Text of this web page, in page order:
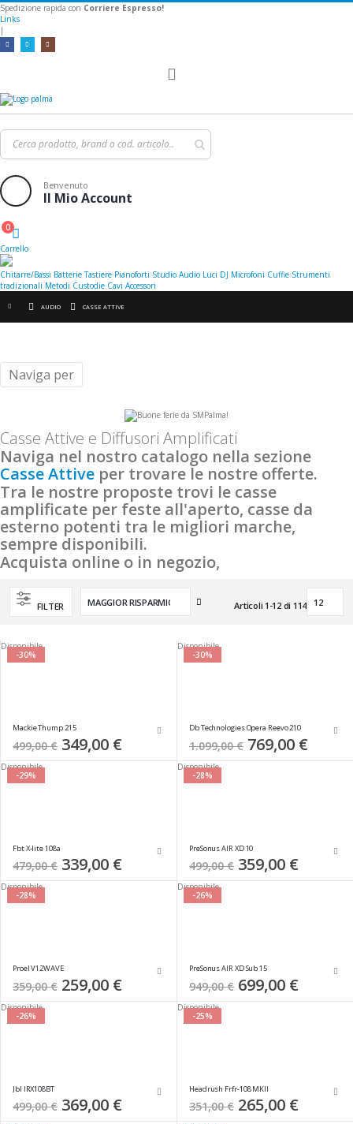
Spedizione rapida con Corriere Espresso!
Links
|
Benvenuto
Il Mio Account
Cart
0
Carrello
Chitarre/Bassi Batterie Tastiere Pianoforti Studio Audio Luci DJ Microfoni Cuffie Strumenti
tradizionali Metodi Custodie Cavi Accessori
AUDIO CASSE ATTIVE
Casse Attive e Diffusori Amplificati
Naviga nel nostro catalogo nella sezione
Casse Attive per trovare le nostre offerte.
Tra le nostre proposte trovi le casse
amplificate per feste all'aperto, casse da
esterno potenti tra le migliori marche,
sempre disponibili.
Acquista online o in negozio,
FILTER
Imposta Articoli 1 -12di 114
-30%
Disponibile
Mackie Thump 215
499,00 € Special
Price
349,00 €
-30%
Disponibile
Db Technologies Opera Reevo 210
1.099,00 € Special
Price
769,00 €
-29%
Disponibile
Fbt X-lite 108a
479,00 € Special
Price
339,00 €
-28%
Disponibile
PreSonus AIR XD 10
499,00 € Special
Price
359,00 €
-28%
Disponibile
Proel V12WAVE
359,00 € Special
Price
259,00 €
-26%
Disponibile
PreSonus AIR XD Sub 15
949,00 € Special
Price
699,00 €
-26%
Disponibile
Jbl IRX108BT
499,00 € Special
Price
369,00 €
-25%
Disponibile
Headrush Frfr-108 MKII
351,00 € Special
Price
265,00 €
Naviga per